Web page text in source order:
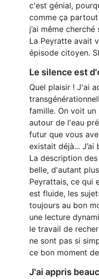
c'est génial,
comme ça
j’ai même
La Peyratte avait
épisode citoyen.
Le silence est
Quel plaisir ! J'ai
famille. On voit un
autour de l'eau
futur que vous
existait déjà...
La description
belle, d'autant
Peyrattais, ce qui
est fluide, les
toujours au bon
une lecture
le travail de
ne sont pas si
ce bon moment
J'ai appris